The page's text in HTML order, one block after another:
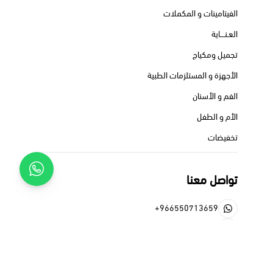
الفيتامينات و المكملات
العـنــــاية
تجميل ومكياج
الأجهزة و المستلزمات الطبية
الفم و الأسنان
الأم و الطفل
تخفيضات
تواصل معنا
+966550713659